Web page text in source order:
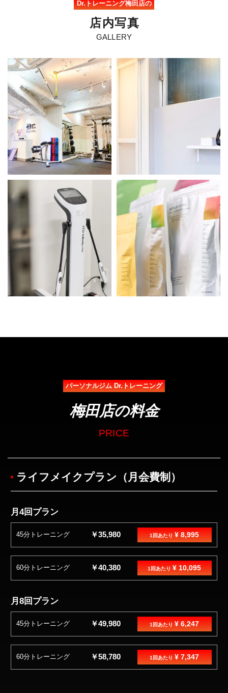
Dr.トレーニング梅田店の
店内写真
GALLERY
パーソナルジム Dr.トレーニング
梅田店の料金
PRICE
ライフメイクプラン（月会費制）
月4回プラン
45分トレーニング ￥35,980 1回あたり¥ 8,995
60分トレーニング ￥40,380 1回あたり¥ 10,095
月8回プラン
45分トレーニング ￥49,980 1回あたり¥ 6,247
60分トレーニング ￥58,780 1回あたり¥ 7,347